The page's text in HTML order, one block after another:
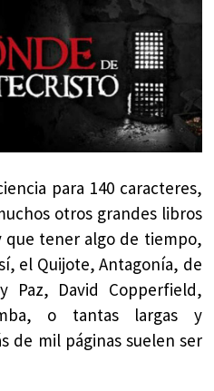
para 140 caracteres,
otros grandes libros
que tener algo de tiempo,
el Quijote, Antagonía, de
Paz, David Copperfield,
o tantas largas y
de mil páginas suelen ser